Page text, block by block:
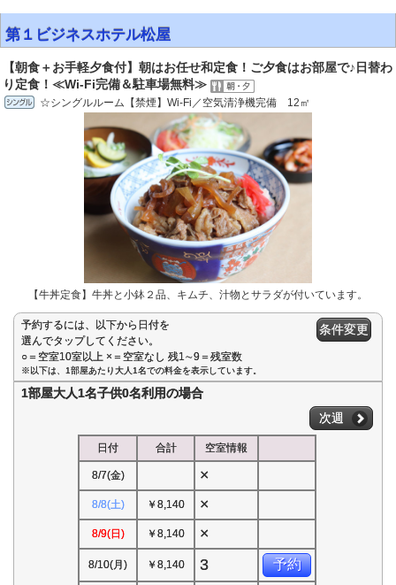
第１ビジネスホテル松屋
【朝食＋お手軽夕食付】朝はお任せ和定食！ご夕食はお部屋で♪日替わ
り定食！≪Wi-Fi完備＆駐車場無料≫
☆シングルルーム【禁煙】Wi-Fi／空気清浄機完備 12㎡
【牛丼定食】牛丼と小鉢２品、キムチ、汁物とサラダが付いています。
予約するには、以下から日付を
選んでタップしてください。
○＝空室10室以上 ×＝空室なし 残1∼9＝残室数
条件変更
※以下は、1部屋あたり大人1名での料金を表示しています。
1部屋大人1名子供0名利用の場合
次週
日付 合計 空室情報
8/7(金) ×
8/8(土) ￥8,140 ×
8/9(日) ￥8,140 ×
8/10(月) ￥8,140 3 予約